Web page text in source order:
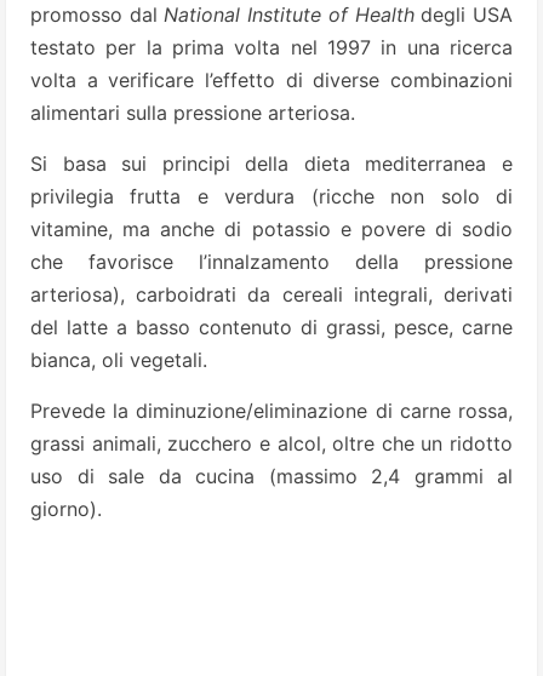
promosso dal National Institute of Healthdegli USA
testato per la prima volta nel 1997 in una ricerca
volta a verificare l’effetto di diverse combinazioni
alimentari sulla pressione arteriosa.
Si basa sui principi della dieta mediterranea e
privilegia frutta e verdura (ricche non solo di
vitamine, ma anche di potassio e povere di sodio
che favorisce l’innalzamento della pressione
arteriosa), carboidrati da cereali integrali, derivati
del latte a basso contenuto di grassi, pesce, carne
bianca, oli vegetali.
Prevede la diminuzione/eliminazione di carne rossa,
grassi animali, zucchero e alcol, oltre che un ridotto
uso di sale da cucina (massimo 2,4 grammi al
giorno).